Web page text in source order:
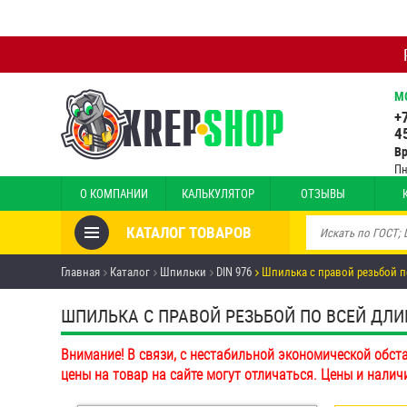
О КОМПАНИИ КАЛЬКУЛЯТОР ОТЗЫВЫ
КАТАЛОГ ТОВАРОВ
Товары со скидкой
Анкеры
Антивандальный крепёж,
инструмент
Болты и винты
Главная Каталог Шпильки DIN 976 Шпилька с правой резьбой
ШПИЛЬКА С ПРАВОЙ РЕЗЬБОЙ ПО ВСЕЙ
Внимание! В связи, с нестабильной экономической
цены на товар на сайте могут отличаться. Цены и